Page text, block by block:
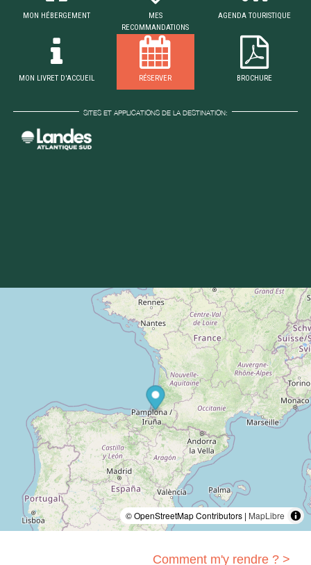
MON HÉBERGEMENT
MES
RECOMMANDATIONS
AGENDA TOURISTIQUE
MON LIVRET D'ACCUEIL RÉSERVER BROCHURE
SITES ET APPLICATIONS DE LA DESTINATION:
© OpenStreetMap Contributors | MapLibre
Comment m'y rendre ? >